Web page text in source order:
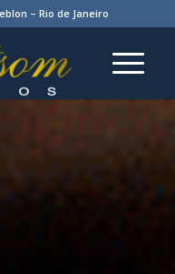
– Rio de Janeiro